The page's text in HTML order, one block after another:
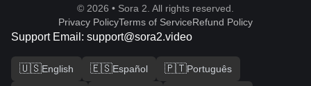
© 2026 • Sora 2. All rights reserved.
Privacy PolicyTerms of ServiceRefund Policy
Support Email: support@sora2.video
🇺🇸English 🇪🇸Español 🇵🇹Português